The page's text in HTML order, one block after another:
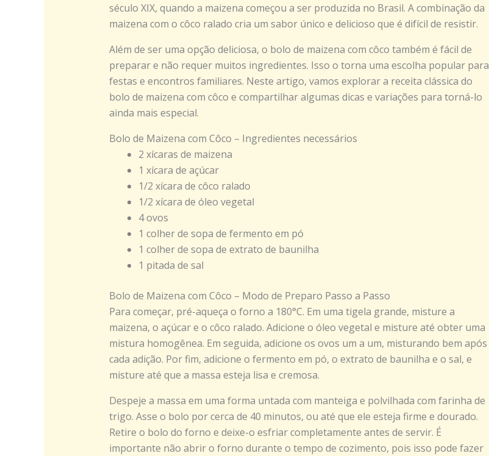
século XIX, quando a maizena começou a ser produzida no Brasil. A combinação da
maizena com o côco ralado cria um sabor único e delicioso que é difícil de resistir.
Além de ser uma opção deliciosa, o bolo de maizena com côco também é fácil de
preparar e não requer muitos ingredientes. Isso o torna uma escolha popular para
festas e encontros familiares. Neste artigo, vamos explorar a receita clássica do
bolo de maizena com côco e compartilhar algumas dicas e variações para torná-lo
ainda mais especial.
Bolo de Maizena com Côco – Ingredientes necessários
2 xícaras de maizena
1 xícara de açúcar
1/2 xícara de côco ralado
1/2 xícara de óleo vegetal
4 ovos
1 colher de sopa de fermento em pó
1 colher de sopa de extrato de baunilha
1 pitada de sal
Bolo de Maizena com Côco – Modo de Preparo Passo a Passo
Para começar, pré-aqueça o forno a 180°C. Em uma tigela grande, misture a
maizena, o açúcar e o côco ralado. Adicione o óleo vegetal e misture até obter uma
mistura homogênea. Em seguida, adicione os ovos um a um, misturando bem após
cada adição. Por fim, adicione o fermento em pó, o extrato de baunilha e o sal, e
misture até que a massa esteja lisa e cremosa.
Despeje a massa em uma forma untada com manteiga e polvilhada com farinha de
trigo. Asse o bolo por cerca de 40 minutos, ou até que ele esteja firme e dourado.
Retire o bolo do forno e deixe-o esfriar completamente antes de servir. É
importante não abrir o forno durante o tempo de cozimento, pois isso pode fazer